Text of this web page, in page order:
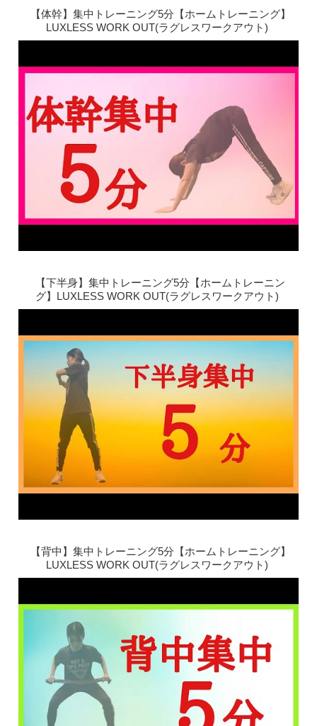
【体幹】集中トレーニング5分【ホームトレーニング】
LUXLESS WORK OUT(ラグレスワークアウト)
【下半身】集中トレーニング5分【ホームトレーニン
グ】LUXLESS WORK OUT(ラグレスワークアウト)
【背中】集中トレーニング5分【ホームトレーニング】
LUXLESS WORK OUT(ラグレスワークアウト)